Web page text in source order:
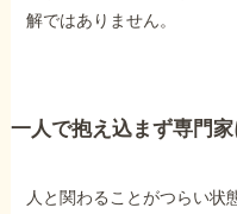
解ではありません。
一人で抱え込まず専門
人と関わることがつらい状